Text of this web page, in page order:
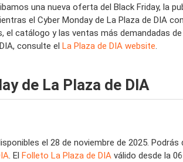
una nueva oferta del Black Friday, la
el Cyber ​​Monday de La Plaza de DIA
catálogo y las ventas más demandadas
consulte el La Plaza de DIA website.
de La Plaza de DIA
el 28 de noviembre de 2025.
. El Folleto La Plaza de DIA válido desde la